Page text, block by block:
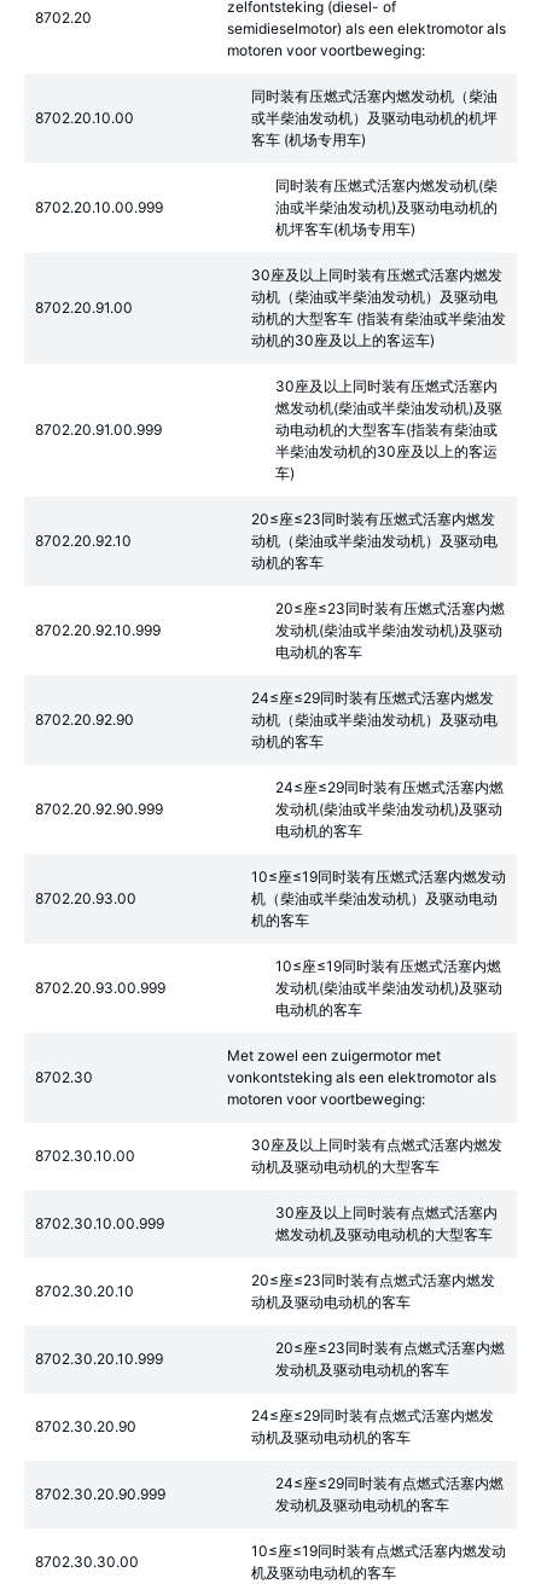
8702.20
zelfontsteking (diesel- of
semidieselmotor) als een elektromotor als
motoren voor voortbeweging:
8702.20.10.00
同时装有压燃式活塞内燃发动机（柴油
或半柴油发动机）及驱动电动机的机坪
客车 (机场专用车)
8702.20.10.00.999
同时装有压燃式活塞内燃发动机(柴
油或半柴油发动机)及驱动电动机的
机坪客车(机场专用车)
8702.20.91.00
30座及以上同时装有压燃式活塞内燃发
动机（柴油或半柴油发动机）及驱动电
动机的大型客车 (指装有柴油或半柴油发
动机的30座及以上的客运车)
8702.20.91.00.999
30座及以上同时装有压燃式活塞内
燃发动机(柴油或半柴油发动机)及驱
动电动机的大型客车(指装有柴油或
半柴油发动机的30座及以上的客运
车)
8702.20.92.10
20≤座≤23同时装有压燃式活塞内燃发
动机（柴油或半柴油发动机）及驱动电
动机的客车
8702.20.92.10.999
20≤座≤23同时装有压燃式活塞内燃
发动机(柴油或半柴油发动机)及驱动
电动机的客车
8702.20.92.90
24≤座≤29同时装有压燃式活塞内燃发
动机（柴油或半柴油发动机）及驱动电
动机的客车
8702.20.92.90.999
24≤座≤29同时装有压燃式活塞内燃
发动机(柴油或半柴油发动机)及驱动
电动机的客车
8702.20.93.00
10≤座≤19同时装有压燃式活塞内燃发动
机（柴油或半柴油发动机）及驱动电动
机的客车
8702.20.93.00.999
10≤座≤19同时装有压燃式活塞内燃
发动机(柴油或半柴油发动机)及驱动
电动机的客车
8702.30
Met zowel een zuigermotor met
vonkontsteking als een elektromotor als
motoren voor voortbeweging:
8702.30.10.00
30座及以上同时装有点燃式活塞内燃发
动机及驱动电动机的大型客车
8702.30.10.00.999
30座及以上同时装有点燃式活塞内
燃发动机及驱动电动机的大型客车
8702.30.20.10
20≤座≤23同时装有点燃式活塞内燃发
动机及驱动电动机的客车
8702.30.20.10.999
20≤座≤23同时装有点燃式活塞内燃
发动机及驱动电动机的客车
8702.30.20.90
24≤座≤29同时装有点燃式活塞内燃发
动机及驱动电动机的客车
8702.30.20.90.999
24≤座≤29同时装有点燃式活塞内燃
发动机及驱动电动机的客车
8702.30.30.00
10≤座≤19同时装有点燃式活塞内燃发动
机及驱动电动机的客车